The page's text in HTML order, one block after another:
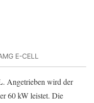
E-CELL
. Angetrieben wird der
60 kW leistet. Die